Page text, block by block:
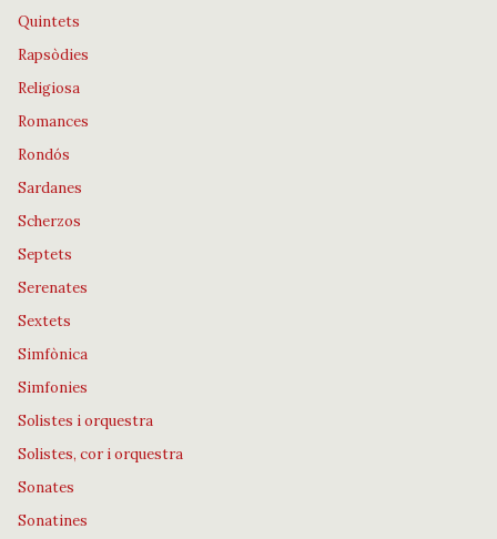
Quintets
Rapsòdies
Religiosa
Romances
Rondós
Sardanes
Scherzos
Septets
Serenates
Sextets
Simfònica
Simfonies
Solistes i orquestra
Solistes, cor i orquestra
Sonates
Sonatines